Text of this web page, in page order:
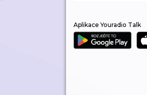
Aplikace Youradio Talk